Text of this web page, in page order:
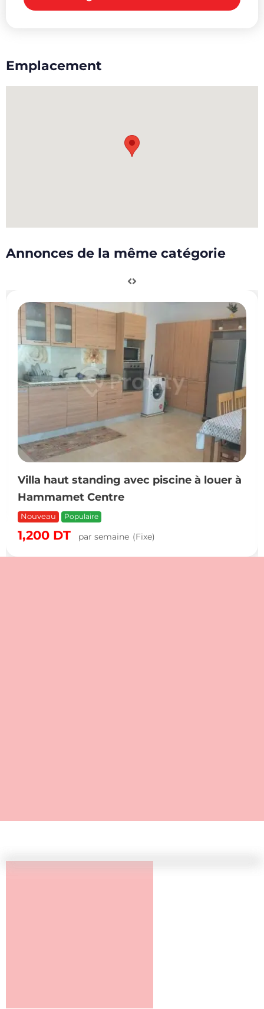
Emplacement
Annonces de la même catégorie
Villa haut standing avec piscine à louer à
Hammamet Centre
Nouveau Populaire
1,200 DT par semaine (Fixe)